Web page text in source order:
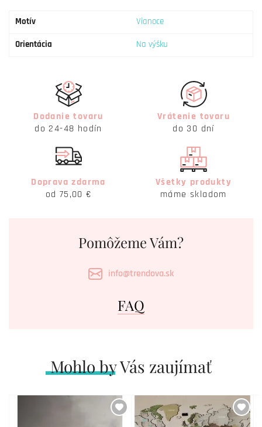
Motív Vianoce
Orientácia Na výšku
Dodanie tovaru
do 24-48 hodín
Vrátenie tovaru
do 30 dní
Doprava zdarma
od 75,00 €
Všetky produkty
máme skladom
Pomôžeme Vám?
info@trendova.sk
FAQ
Mohlo by Vás zaujímať